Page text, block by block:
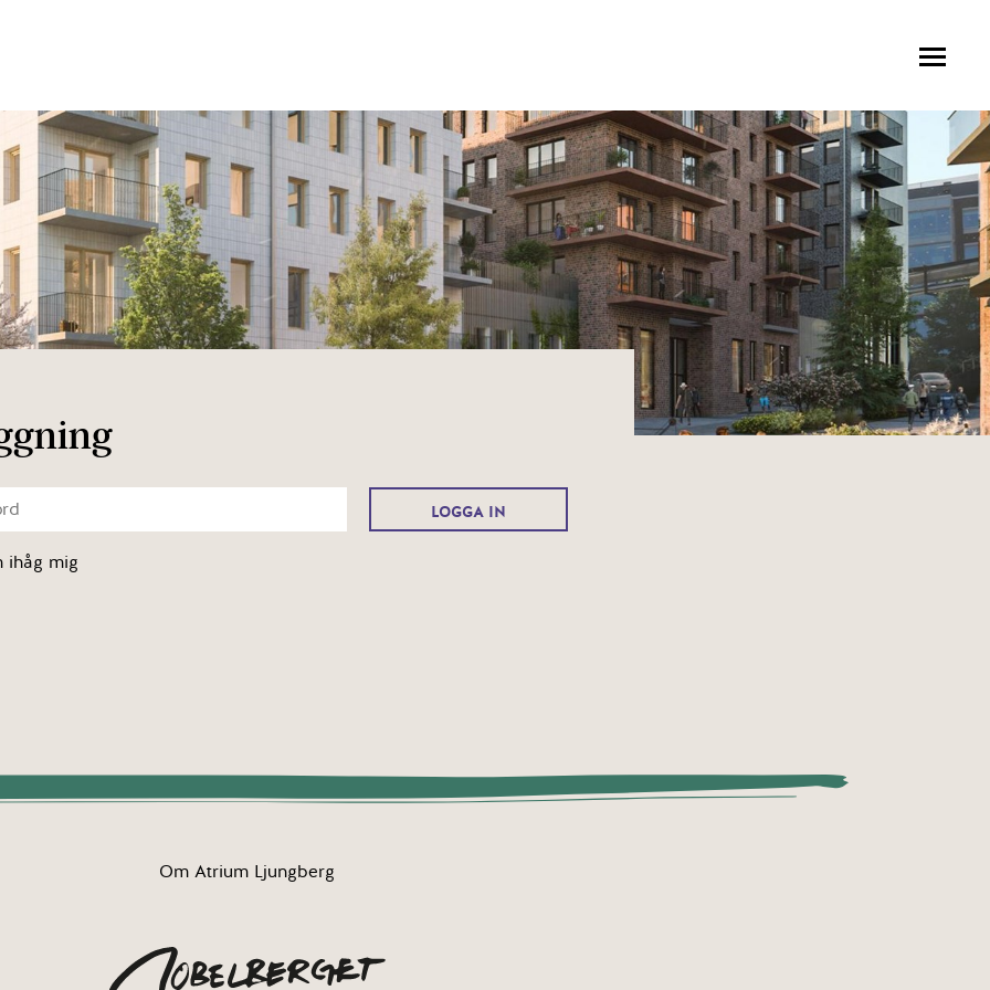
ihåg mig
Om Atrium Ljungberg